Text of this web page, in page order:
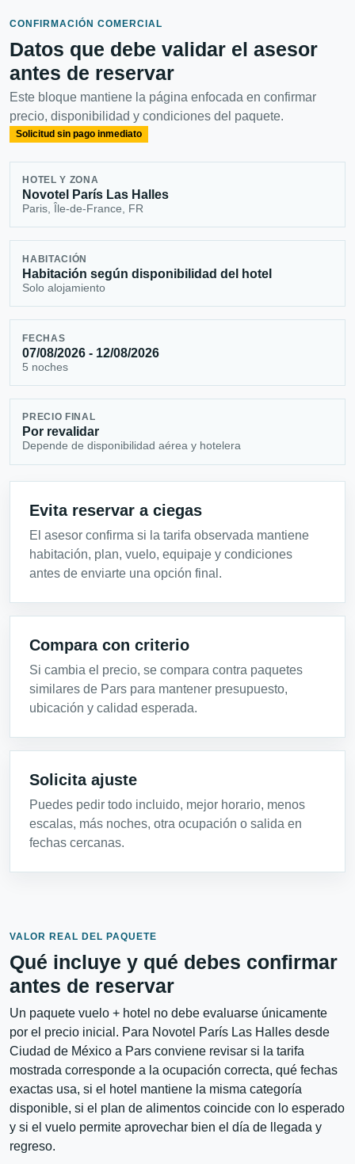
CONFIRMACIÓN COMERCIAL
Datos que debe validar el asesor
antes de reservar
Este bloque mantiene la página enfocada en confirmar
precio, disponibilidad y condiciones del paquete.
Solicitud sin pago inmediato
HOTEL Y ZONA
Novotel París Las Halles
Paris, Île-de-France, FR
HABITACIÓN
Habitación según disponibilidad del hotel
Solo alojamiento
FECHAS
07/08/2026 - 12/08/2026
5 noches
PRECIO FINAL
Por revalidar
Depende de disponibilidad aérea y hotelera
Evita reservar a ciegas
El asesor confirma si la tarifa observada mantiene
habitación, plan, vuelo, equipaje y condiciones
antes de enviarte una opción final.
Compara con criterio
Si cambia el precio, se compara contra paquetes
similares de Pars para mantener presupuesto,
ubicación y calidad esperada.
Solicita ajuste
Puedes pedir todo incluido, mejor horario, menos
escalas, más noches, otra ocupación o salida en
fechas cercanas.
VALOR REAL DEL PAQUETE
Qué incluye y qué debes confirmar
antes de reservar
Un paquete vuelo + hotel no debe evaluarse únicamente
por el precio inicial. Para Novotel París Las Halles desde
Ciudad de México a Pars conviene revisar si la tarifa
mostrada corresponde a la ocupación correcta, qué fechas
exactas usa, si el hotel mantiene la misma categoría
disponible, si el plan de alimentos coincide con lo esperado
y si el vuelo permite aprovechar bien el día de llegada y
regreso.